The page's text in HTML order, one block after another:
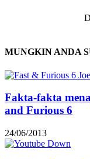
MUNGKIN ANDA
Fakta-fakta
and Furious 6
24/06/2013